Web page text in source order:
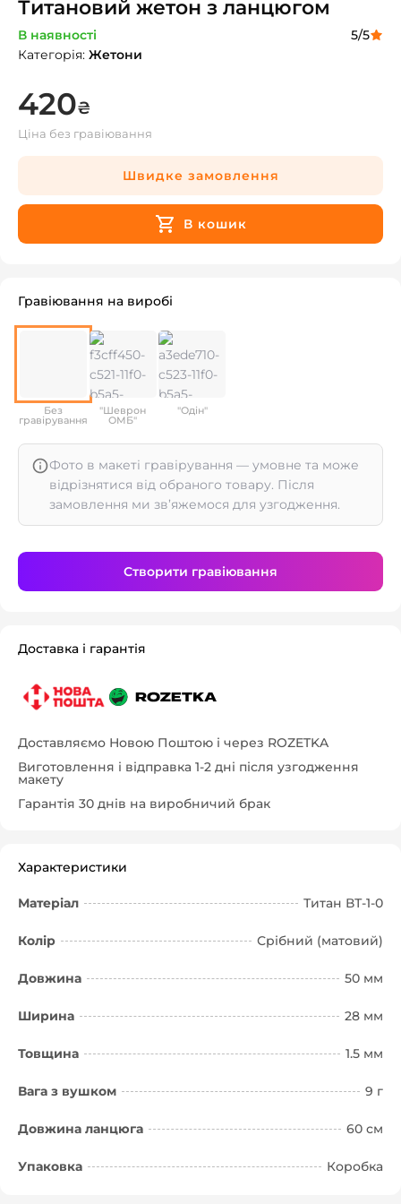
Титановий жетон з ланцюгом
В наявності
Категорія: Жетони
5/5
420₴
Ціна без гравіювання
Швидке замовлення
В кошик
Гравіювання на виробі
Без
гравірування
"Шеврон
ОМБ"
"Одін"
Фото в макеті гравірування — умовне та може
відрізнятися від обраного товару. Після
замовлення ми зв’яжемося для узгодження.
Створити гравіювання
Доставка і гарантія
Доставляємо Новою Поштою і через ROZETKA
Виготовлення і відправка 1-2 дні після узгодження
макету
Гарантія 30 днів на виробничий брак
Характеристики
Матеріал Титан ВТ-1-0
Колір Срібний (матовий)
Довжина 50 мм
Ширина 28 мм
Товщина 1.5 мм
Вага з вушком 9 г
Довжина ланцюга 60 см
Упаковка Коробка